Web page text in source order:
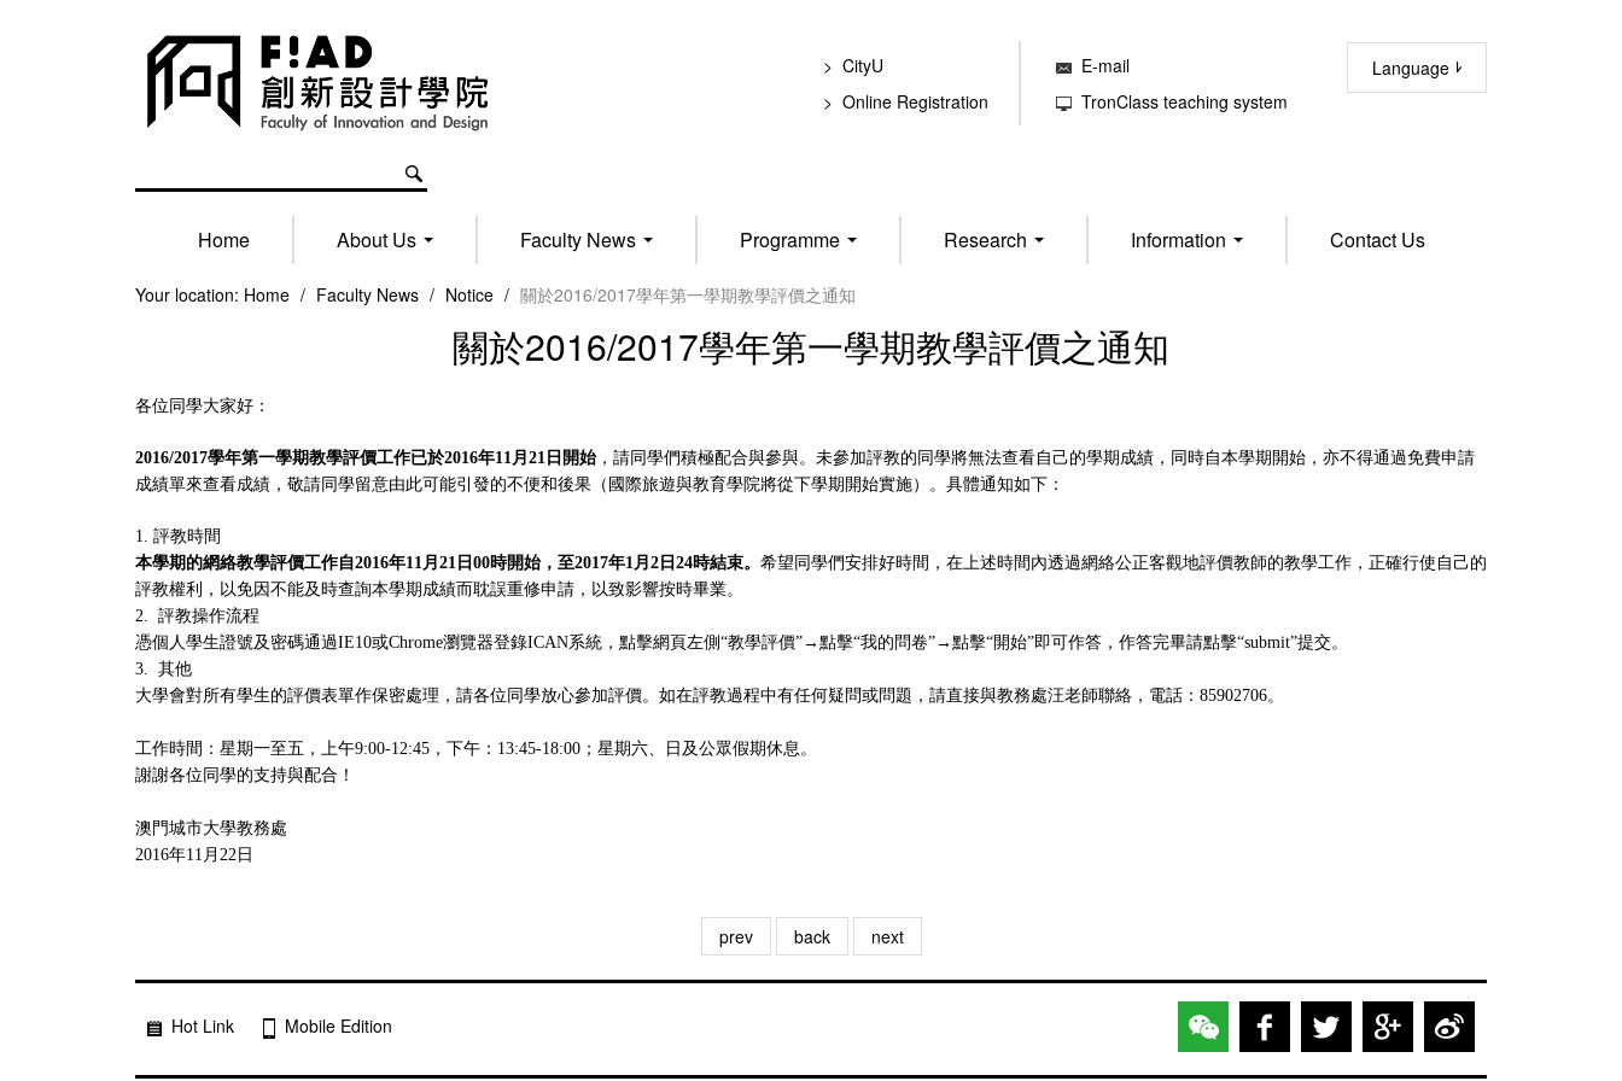
CityU
Online Registration
E-mail
TronClass teaching system
Language
Home About Us Faculty News Programme Research Information Contact Us
Your location: Home / Faculty News / Notice / 關於2016/2017學年第一學期教學評價之通知
關於2016/2017學年第一學期教學評價之通知
各位同學大家好：
2016/2017學年第一學期教學評價工作已於2016年11月21日開始，請同學們積極配合與參與。未參加評教的同學將無法查看自己的學期成績，同時自本學期開始，亦不得通過免費申請
成績單來查看成績，敬請同學留意由此可能引發的不便和後果（國際旅遊與教育學院將從下學期開始實施）。具體通知如下：
1. 評教時間
本學期的網絡教學評價工作自2016年11月21日00時開始，至2017年1月2日24時結束。 希望同學們安排好時間，在上述時間內透過網絡公正客觀地評價教師的教學工作，正確行使自己的
評教權利，以免因不能及時查詢本學期成績而耽誤重修申請，以致影響按時畢業。
2. 評教操作流程
憑個人學生證號及密碼通過IE10或Chrome瀏覽器登錄ICAN系統，點擊網頁左側“教學評價”→點擊“我的問卷”→點擊“開始”即可作答，作答完畢請點擊“submit”提交。
3. 其他
大學會對所有學生的評價表單作保密處理，請各位同學放心參加評價。如在評教過程中有任何疑問或問題，請直接與教務處汪老師聯絡，電話：85902706。
工作時間：星期一至五，上午9:00-12:45，下午：13:45-18:00；星期六、日及公眾假期休息。
謝謝各位同學的支持與配合！
澳門城市大學教務處
2016年11月22日
prev back next
Hot Link Mobile Edition